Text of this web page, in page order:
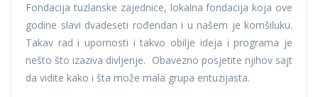
Fondacija tuzlanske zajednice, lokalna fondacija koja ove
godine slavi dvadeseti rođendan i u našem je komšiluku.
Takav rad i upornosti i takvo obilje ideja i programa je
nešto što izaziva divljenje. Obavezno posjetite njihov sajt
da vidite kako i šta može mala grupa entuzijasta.